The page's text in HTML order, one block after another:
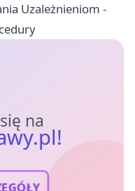
Uzależnieniom -
na